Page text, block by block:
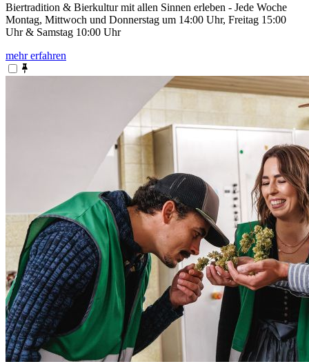
Biertradition & Bierkultur mit allen Sinnen erleben - Jede Woche
Montag, Mittwoch und Donnerstag um 14:00 Uhr, Freitag 15:00
Uhr & Samstag 10:00 Uhr
mehr erfahren